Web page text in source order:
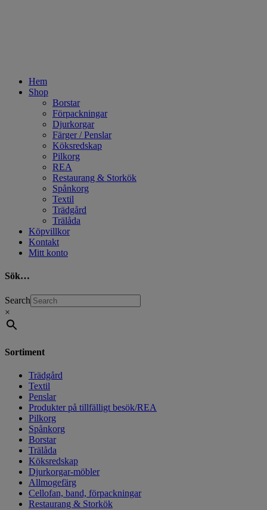
Hem
Shop
Borstar
Förpackningar
Djurkorgar
Färger / Penslar
Köksredskap
Pilkorg
REA
Restaurang & Storkök
Spånkorg
Textil
Trädgård
Trälåda
Köpvillkor
Kontakt
Mitt konto
Sök…
Search
×
Sortiment
Trädgård
Textil
Penslar
Produkter på tillfälligt besök/REA
Pilkorg
Spånkorg
Borstar
Trälåda
Köksredskap
Djurkorgar-möbler
Allmogefärg
Cellofan, band, förpackningar
Restaurang & Storkök